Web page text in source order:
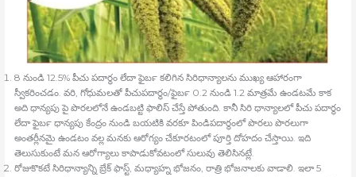
8 నుండి 12.5% పీచు పదార్ధం లేదా ఫైబర్‍ కలిగిన సిరిధాన్యాలను ముఖ్య ఆహారంగా
స్వీకరించడం. వరి, గోధుమలతో పీచుపదార్థం/ఫైబర్‍ 0.2 నుండి 1.2 మాత్రమే ఉండటమే కాక
అది ధాన్యపు పై పొరలలోనే ఉండబట్టి ఫాలిస్‍ చేస్తే పోతుంది. కానీ సిరి ధాన్యాలలో పీచు పదార్థం
లేదా ఫైబర్‍ ధాన్యపు కేంద్రం నుండి బయటికి వరకూ పిండిపదార్థంలో పొరలు పొరలుగా
అంతర్లీనమై ఉండటం వల్ల మనకు ఆరోగ్యం చేకూరటంలో పూర్తి దోహదం చేస్తాయి. ఇది
తెలుసుకుంటే మన ఆరోగ్యాలు కాపాడుకోవటంలో సులువు తెలిసినట్లే.
రోజుకొకటే సిరిధాన్యాన్ని బ్రేక్‍ ఫాస్ట్, మధ్యాహ్న భోజనం, రాత్రి భోజనాలకు వాడాలి. ఇలా 5